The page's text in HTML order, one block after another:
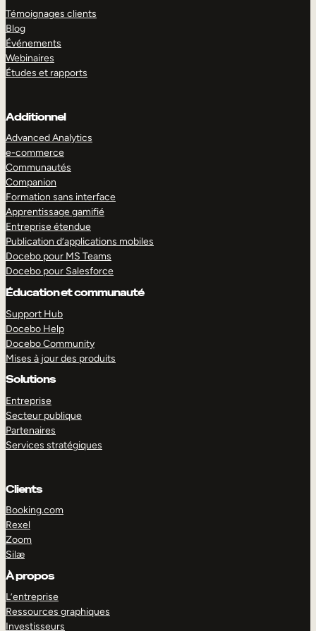
Témoignages clients
Blog
Événements
Webinaires
Études et rapports
Additionnel
Advanced Analytics
e-commerce
Communautés
Companion
Formation sans interface
Apprentissage gamifié
Entreprise étendue
Publication d’applications mobiles
Docebo pour MS Teams
Docebo pour Salesforce
Éducation et communauté
Support Hub
Docebo Help
Docebo Community
Mises à jour des produits
Solutions
Entreprise
Secteur publique
Partenaires
Services stratégiques
Clients
Booking.com
Rexel
Zoom
Silæ
À propos
L’entreprise
Ressources graphiques
Investisseurs